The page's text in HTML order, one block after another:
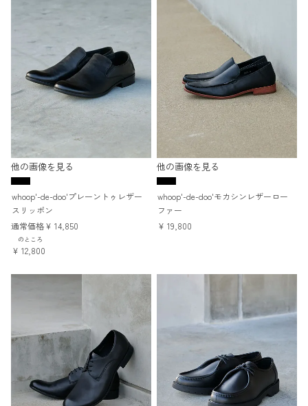
他の画像を見る
whoop'-de-doo'プレーントゥレザー
スリッポン
通常価格¥ 14,850
のところ
¥ 12,800
他の画像を見る
whoop'-de-doo'モカシンレザーロー
ファー
¥ 19,800